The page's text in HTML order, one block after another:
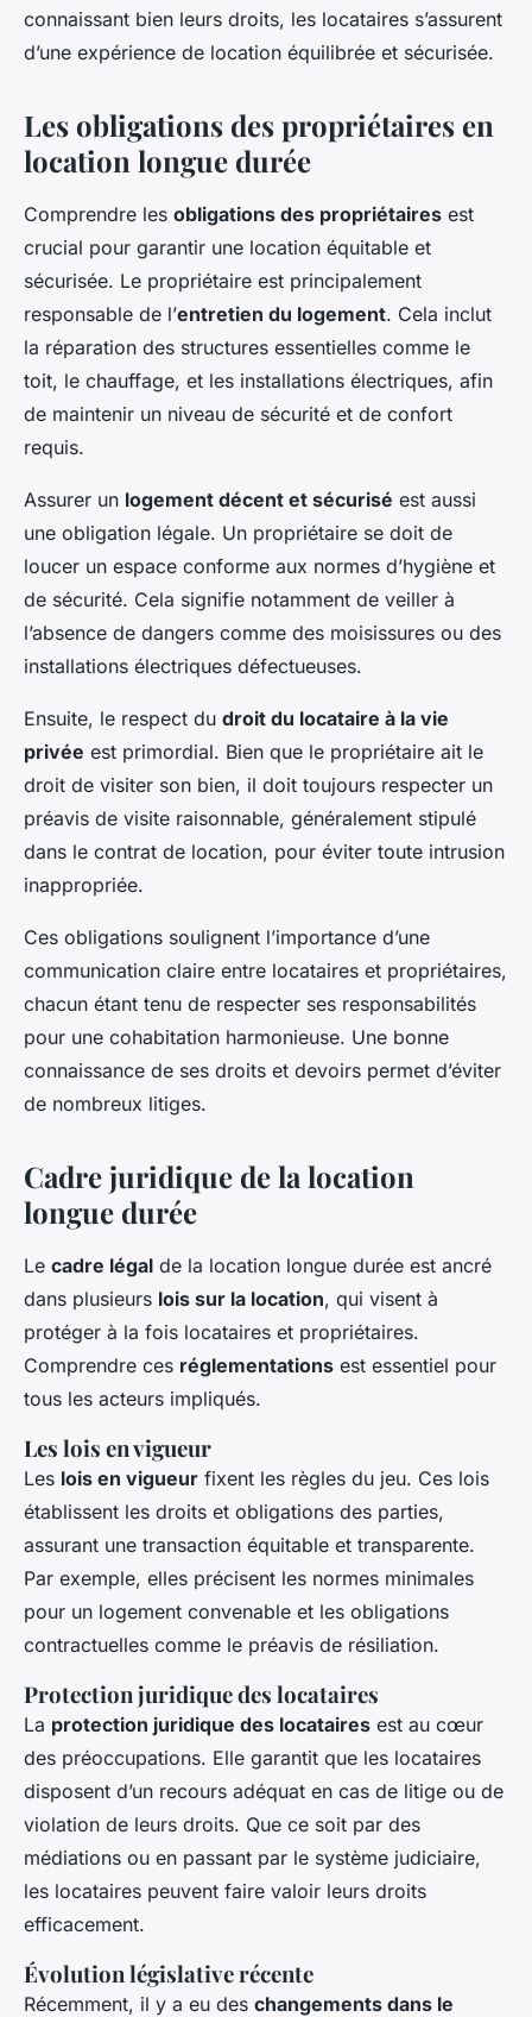
connaissant bien leurs droits, les locataires s’assurent
d’une expérience de location équilibrée et sécurisée.
Les obligations des propriétaires en
location longue durée
Comprendre les obligations des propriétaires est
crucial pour garantir une location équitable et
sécurisée. Le propriétaire est principalement
responsable de l’entretien du logement. Cela inclut
la réparation des structures essentielles comme le
toit, le chauffage, et les installations électriques, afin
de maintenir un niveau de sécurité et de confort
requis.
Assurer un logement décent et sécurisé est aussi
une obligation légale. Un propriétaire se doit de
loucer un espace conforme aux normes d’hygiène et
de sécurité. Cela signifie notamment de veiller à
l’absence de dangers comme des moisissures ou des
installations électriques défectueuses.
Ensuite, le respect du droit du locataire à la vie
privée est primordial. Bien que le propriétaire ait le
droit de visiter son bien, il doit toujours respecter un
préavis de visite raisonnable, généralement stipulé
dans le contrat de location, pour éviter toute intrusion
inappropriée.
Ces obligations soulignent l’importance d’une
communication claire entre locataires et propriétaires,
chacun étant tenu de respecter ses responsabilités
pour une cohabitation harmonieuse. Une bonne
connaissance de ses droits et devoirs permet d’éviter
de nombreux litiges.
Cadre juridique de la location
longue durée
Le cadre légal de la location longue durée est ancré
dans plusieurs lois sur la location, qui visent à
protéger à la fois locataires et propriétaires.
Comprendre ces réglementations est essentiel pour
tous les acteurs impliqués.
Les lois en vigueur
Les lois en vigueur fixent les règles du jeu. Ces lois
établissent les droits et obligations des parties,
assurant une transaction équitable et transparente.
Par exemple, elles précisent les normes minimales
pour un logement convenable et les obligations
contractuelles comme le préavis de résiliation.
Protection juridique des locataires
La protection juridique des locataires est au cœur
des préoccupations. Elle garantit que les locataires
disposent d’un recours adéquat en cas de litige ou de
violation de leurs droits. Que ce soit par des
médiations ou en passant par le système judiciaire,
les locataires peuvent faire valoir leurs droits
efficacement.
Évolution législative récente
Récemment, il y a eu des changements dans le